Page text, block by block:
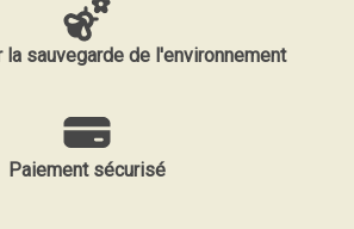
la sauvegarde de l'environnement
Paiement sécurisé